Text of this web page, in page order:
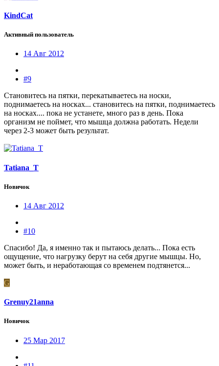
KindCat
Активный пользователь
14 Авг 2012
#9
Становитесь на пятки, перекатываетесь на носки,
поднимаетесь на носках... становитесь на пятки, поднимаетесь
на носках.... пока не устанете, много раз в день. Пока
организм не поймет, что мышца должна работать. Недели
через 2-3 может быть результат.
Tatiana_T
Новичок
14 Авг 2012
#10
Спасибо! Да, я именно так и пытаюсь делать... Пока есть
ощущение, что нагрузку берут на себя другие мышцы. Но,
может быть, и неработающая со временем подтянется...
G
Grenuy21anna
Новичок
25 Мар 2017